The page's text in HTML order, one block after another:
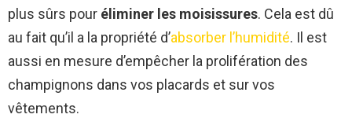
plus sûrs pour éliminer les moisissures. Cela est dû
au fait qu’il a la propriété d’absorber l’humidité. Il est
aussi en mesure d’empêcher la prolifération des
champignons dans vos placards et sur vos
vêtements.